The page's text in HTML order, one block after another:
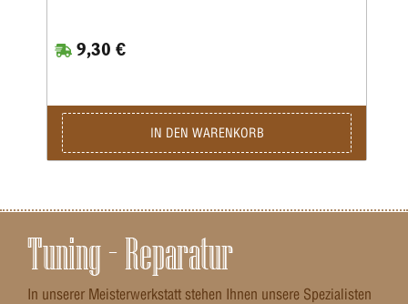
9,30 €
IN DEN WARENKORB
Tuning – Reparatur
In unserer Meisterwerkstatt stehen Ihnen unsere Spezialisten